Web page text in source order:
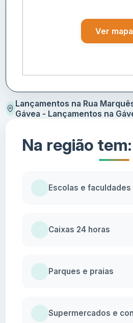
Ver mapa
Lançamentos na Rua
Gávea - Lançamentos na
Na região tem:
Escolas e faculdades
Caixas 24 horas
Parques e praias
Supermercados e